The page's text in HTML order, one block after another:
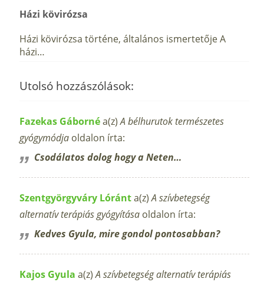
Házi kövirózsa
Házi kövirózsa történe, általános ismertetője A
házi…
Utolsó hozzászólások:
Fazekas Gábornéa(z)A bélhurutok természetes
gyógymódja oldalon írta:
Csodálatos dolog hogy a Neten…
Szentgyörgyváry Lóránta(z)A szívbetegség
alternatív terápiás gyógyítása oldalon írta:
Kedves Gyula, mire gondol pontosabban?
Kajos Gyula a(z)A szívbetegség alternatív terápiás